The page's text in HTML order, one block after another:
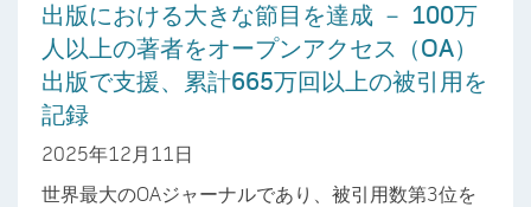
出版における大きな節目を達成 － 100万
人以上の著者をオープンアクセス（OA）
出版で支援、累計665万回以上の被引用を
記録
2025年12月11日
世界最大のOAジャーナルであり、被引用数第3位を